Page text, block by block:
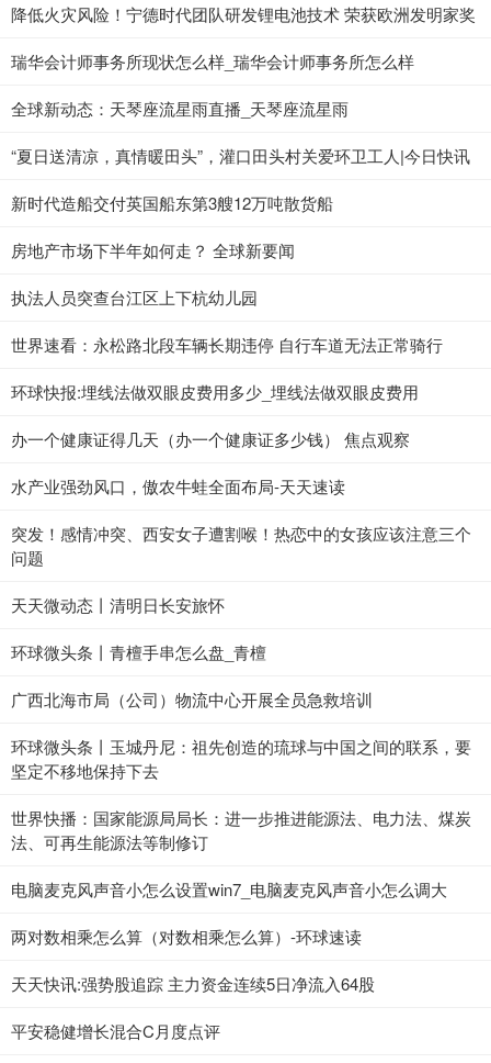
降低火灾风险！宁德时代团队研发锂电池技术 荣获欧洲发明家奖
瑞华会计师事务所现状怎么样_瑞华会计师事务所怎么样
全球新动态：天琴座流星雨直播_天琴座流星雨
“夏日送清凉，真情暖田头”，灌口田头村关爱环卫工人|今日快讯
新时代造船交付英国船东第3艘12万吨散货船
房地产市场下半年如何走？ 全球新要闻
执法人员突查台江区上下杭幼儿园
世界速看：永松路北段车辆长期违停 自行车道无法正常骑行
环球快报:埋线法做双眼皮费用多少_埋线法做双眼皮费用
办一个健康证得几天（办一个健康证多少钱） 焦点观察
水产业强劲风口，傲农牛蛙全面布局-天天速读
突发！感情冲突、西安女子遭割喉！热恋中的女孩应该注意三个
问题
天天微动态丨清明日长安旅怀
环球微头条丨青檀手串怎么盘_青檀
广西北海市局（公司）物流中心开展全员急救培训
环球微头条丨玉城丹尼：祖先创造的琉球与中国之间的联系，要
坚定不移地保持下去
世界快播：国家能源局局长：进一步推进能源法、电力法、煤炭
法、可再生能源法等制修订
电脑麦克风声音小怎么设置win7_电脑麦克风声音小怎么调大
两对数相乘怎么算（对数相乘怎么算）-环球速读
天天快讯:强势股追踪 主力资金连续5日净流入64股
平安稳健增长混合C月度点评